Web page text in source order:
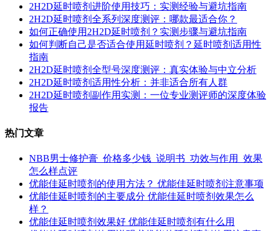
2H2D延时喷剂进阶使用技巧：实测经验与避坑指南
2H2D延时喷剂全系列深度测评：哪款最适合你？
如何正确使用2H2D延时喷剂？实测步骤与避坑指南
如何判断自己是否适合使用延时喷剂？延时喷剂适用性
指南
2H2D延时喷剂全型号深度测评：真实体验与中立分析
2H2D延时喷剂适用性分析：并非适合所有人群
2H2D延时喷剂副作用实测：一位专业测评师的深度体验
报告
热门文章
NBB男士修护膏_价格多少钱_说明书_功效与作用_效果
怎么样点评
优能佳延时喷剂的使用方法？ 优能佳延时喷剂注意事项
优能佳延时喷剂的主要成分 优能佳延时喷剂效果怎么
样？
优能佳延时喷剂效果好 优能佳延时喷剂有什么用